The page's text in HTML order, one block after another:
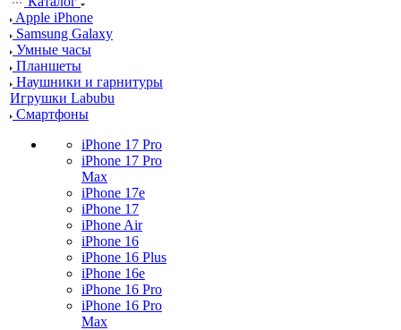
Apple iPhone
Samsung Galaxy
Умные часы
Планшеты
Наушники и гарнитуры
Игрушки Labubu
Смартфоны
iPhone 17 Pro
iPhone 17 Pro
Max
iPhone 17e
iPhone 17
iPhone Air
iPhone 16
iPhone 16 Plus
iPhone 16e
iPhone 16 Pro
iPhone 16 Pro
Max